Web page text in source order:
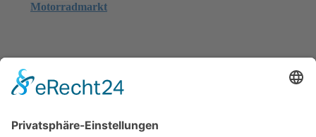
Motorradmarkt
Bei den Links
gekennzeichnet
sind, handelt